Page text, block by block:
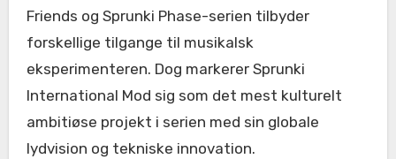
Friends og Sprunki Phase-serien tilbyder
forskellige tilgange til musikalsk
eksperimenteren. Dog markerer Sprunki
International Mod sig som det mest kulturelt
ambitiøse projekt i serien med sin globale
lydvision og tekniske innovation.